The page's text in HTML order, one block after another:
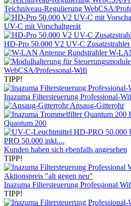
Teichniveau-Regulierung WebCSA/
UV-C mit Vorschaltgerät
HD-Pro 50.000 V2 UV-C
W-
WebCSA/Professonal-Wifi
TIPP!
Inazuma Filtersteuerung Professional-
Ansaug-Gitterohr
Quantum 200
PRO 50.000 inkl....
Kunden haben sich ebenfalls angesehen
TIPP!
Inazuma Filtersteuerung Professional
TIPP!